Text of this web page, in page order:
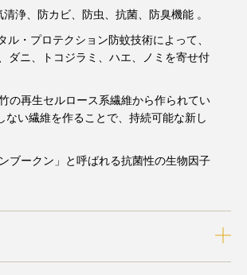
浄、防カビ、防虫、抗菌、防臭機能 。
・プロテクション防蚊技術によって、
ダニ、トコジラミ、ハエ、ノミを寄せ付
の再生セルロース系繊維から作られてい
ない繊維を作ることで、持続可能な新し
ブークン」と呼ばれる抗菌性の生物因子